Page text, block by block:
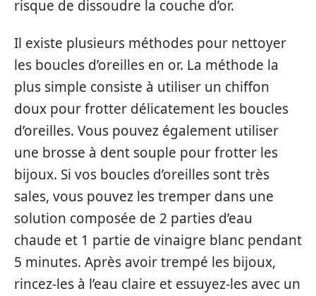
risque de dissoudre la couche d’or.
Il existe plusieurs méthodes pour nettoyer
les boucles d’oreilles en or. La méthode la
plus simple consiste à utiliser un chiffon
doux pour frotter délicatement les boucles
d’oreilles. Vous pouvez également utiliser
une brosse à dent souple pour frotter les
bijoux. Si vos boucles d’oreilles sont très
sales, vous pouvez les tremper dans une
solution composée de 2 parties d’eau
chaude et 1 partie de vinaigre blanc pendant
5 minutes. Après avoir trempé les bijoux,
rincez-les à l’eau claire et essuyez-les avec un